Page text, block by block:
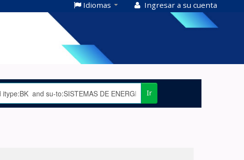
Idiomas Ingresar a su cuenta
Ir